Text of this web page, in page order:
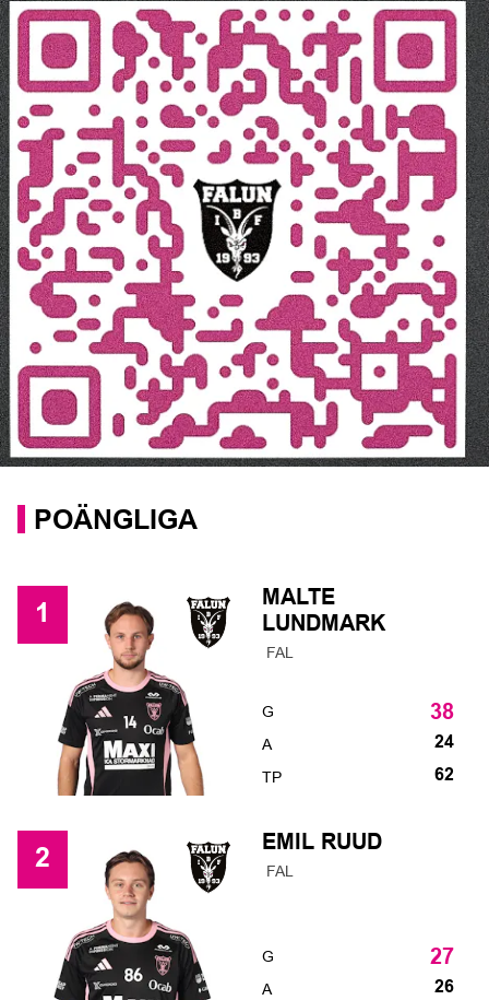
POÄNGLIGA
1
MALTE
LUNDMARK
FAL
G 38
A 24
TP 62
2
EMIL RUUD
FAL
G 27
A 26